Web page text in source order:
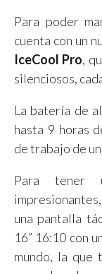
Para poder
cuenta con un
IceCool Pro,
silenciosos,
La batería de
hasta 9 horas
de trabajo de un
Para tener
una pantalla
16” 16:10 con
mundo, la que